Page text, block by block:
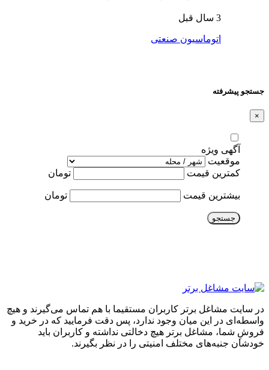
3 سال قبل
اتوماسیون صنعتی
جستجو پیشرفته
×
آگهی ویژه
موقعیت
کمترین قیمت
تومان
بیشترین قیمت تومان
جستجو
در سایت مشاغل برتر کاربران مستقیما با هم تماس می‌گیرند و هیچ
واسطه‌ای در این میان وجود ندارد، پس دقت فرمایید که در خرید و
فروشِ شما، مشاغل برتر هیچ دخالتی نداشته و کاربران باید
خودشان جنبه‌های مختلف امنیتی را در نظر بگیرند.